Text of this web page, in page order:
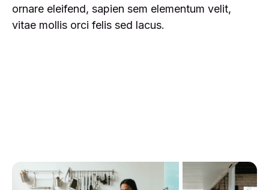
ornare eleifend, sapien sem elementum velit,
vitae mollis orci felis sed lacus.